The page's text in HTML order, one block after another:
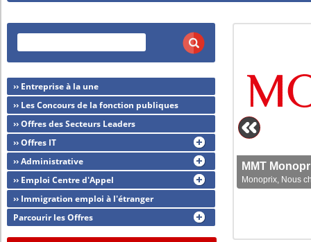
MMT
Monoprix, Nous
›› Entreprise à la une
›› Les Concours de la fonction publiques
›› Offres des Secteurs Leaders
›› Offres IT
›› Administrative
›› Emploi Centre d'Appel
›› Immigration emploi à l'étranger
Parcourir les Offres